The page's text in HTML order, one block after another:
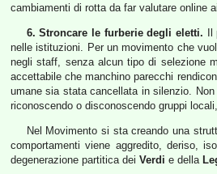
cambiamenti di rotta da far valutare online
6. Stroncare le furberie degli eletti. Il
nelle istituzioni. Per un movimento che
negli staff, senza alcun tipo di selezione
accettabile che manchino parecchi
umane sia stata cancellata in silenzio.
riconoscendo o disconoscendo gruppi
Nel Movimento si sta creando una
comportamenti viene aggredito, deriso,
degenerazione partitica dei Verdi e della